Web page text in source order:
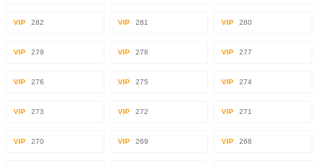
VIP 282 VIP 281 VIP 280
VIP 279 VIP 278 VIP 277
VIP 276 VIP 275 VIP 274
VIP 273 VIP 272 VIP 271
VIP 270 VIP 269 VIP 268